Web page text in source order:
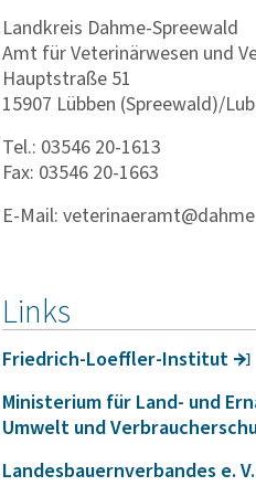
Landkreis Dahme-Spreewald
Amt für Vete­ri­nä­r­wesen und
Hauptstraße 51
15907 Lübben (Spreewald)/
Tel.: 03546 20-1613
Fax: 03546 20-1663
E-Mail:
Links
Fried­rich-Loeffler-Institut
Minis­te­rium für Land- und
Umwelt und
Landes­bau­ern­ver­bandes e. V.